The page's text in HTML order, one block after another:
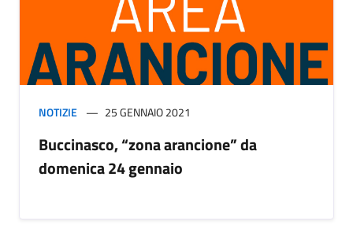
NOTIZIE 25 GENNAIO 2021
Buccinasco, “zona arancione” da
domenica 24 gennaio